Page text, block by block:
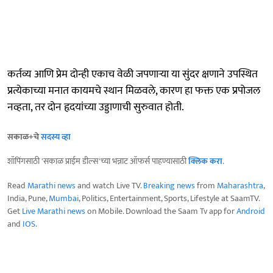
कर्तव्य आणि प्रेम दोन्ही एकाच वेळी जपणाऱ्या या सुंदर क्षणाने उपस्थित
प्रत्येकाच्या मनात कायमचे स्थान मिळवले, कारण हा फक्त एक प्रपोजल
नव्हता, तर दोन हृदयांच्या उड्डाणाची सुरुवात होती.
सकाळ+चेसदस्य व्हा
शॉपिंगसाठी 'सकाळ प्राईम डील्स'च्या भन्नाट ऑफर्स पाहण्यासाठीक्लिक करा.
Read Marathi newsand watch Live TV.Breaking newsfrom Maharashtra,
India, Pune,Mumbai, Politics, Entertainment, Sports, Lifestyle at SaamTV.
GetLive Marathi newson Mobile. Download the Saam Tv app forAndroid
and IOS.